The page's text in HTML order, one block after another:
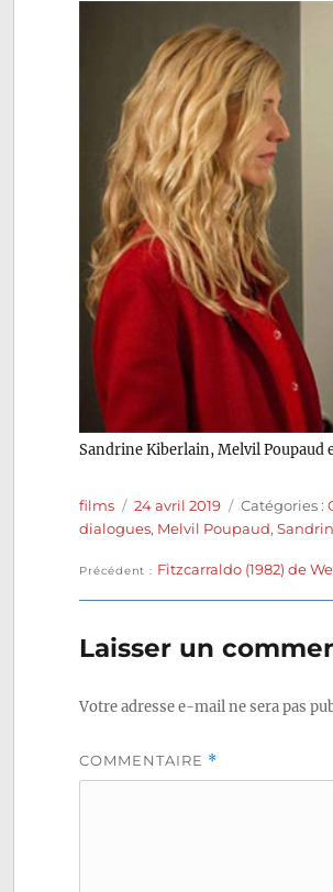
Sandrine Kiberlain, Melvil Poupaud
Auteur
films
Publié
le
24 avril 2019 Catégories
Catégories :
dialogues, Melvil Poupaud,
Navigation
Précédent
Publication
Fitzcarraldo (1982) de
Laisser un
Votre adresse e-mail ne sera pas
COMMENTAIRE *